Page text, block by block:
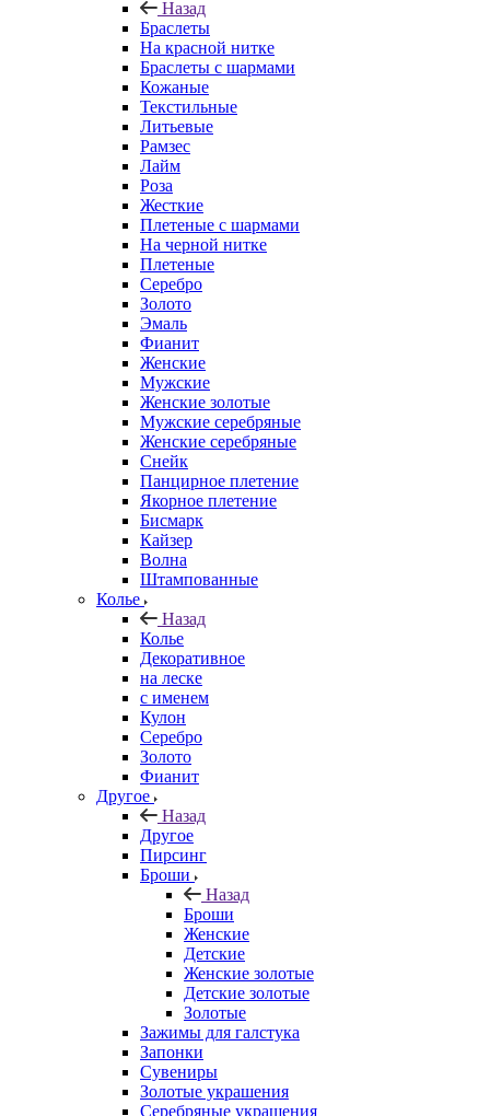
Назад
Браслеты
На красной нитке
Браслеты с шармами
Кожаные
Текстильные
Литьевые
Рамзес
Лайм
Роза
Жесткие
Плетеные с шармами
На черной нитке
Плетеные
Серебро
Золото
Эмаль
Фианит
Женские
Мужские
Женские золотые
Мужские серебряные
Женские серебряные
Снейк
Панцирное плетение
Якорное плетение
Бисмарк
Кайзер
Волна
Штампованные
Колье
Назад
Колье
Декоративное
на леске
с именем
Кулон
Серебро
Золото
Фианит
Другое
Назад
Другое
Пирсинг
Броши
Назад
Броши
Женские
Детские
Женские золотые
Детские золотые
Золотые
Зажимы для галстука
Запонки
Сувениры
Золотые украшения
Серебряные украшения